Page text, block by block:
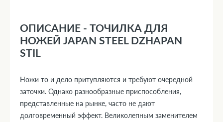
ОПИСАНИЕ - ТОЧИЛКА ДЛЯ
НОЖЕЙ JAPAN STEEL DZHAPAN
STIL
Ножи то и дело притупляются и требуют очередной
заточки. Однако разнообразные приспособления,
представленные на рынке, часто не дают
долговременный эффект. Великолепным заменителем